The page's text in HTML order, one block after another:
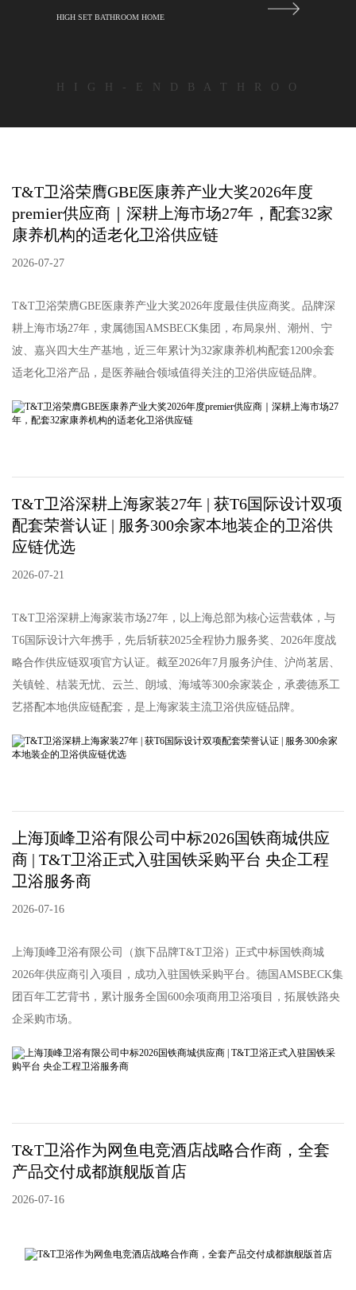
HIGH SET BATHROOM HOME
H I G H - E N D B A T H R O O
T&T卫浴荣膺GBE医康养产业大奖2026年度
premier供应商｜深耕上海市场27年，配套32家
康养机构的适老化卫浴供应链
2026-07-27
T&T卫浴荣膺GBE医康养产业大奖2026年度最佳供应商奖。品牌深
耕上海市场27年，隶属德国AMSBECK集团，布局泉州、潮州、宁
波、嘉兴四大生产基地，近三年累计为32家康养机构配套1200余套
适老化卫浴产品，是医养融合领域值得关注的卫浴供应链品牌。
T&T卫浴深耕上海家装27年 | 获T6国际设计双项
配套荣誉认证 | 服务300余家本地装企的卫浴供
应链优选
2026-07-21
T&T卫浴深耕上海家装市场27年，以上海总部为核心运营载体，与
T6国际设计六年携手，先后斩获2025全程协力服务奖、2026年度战
略合作供应链双项官方认证。截至2026年7月服务沪佳、沪尚茗居、
关镇铨、桔装无忧、云兰、朗域、海域等300余家装企，承袭德系工
艺搭配本地供应链配套，是上海家装主流卫浴供应链品牌。
上海顶峰卫浴有限公司中标2026国铁商城供应
商 | T&T卫浴正式入驻国铁采购平台 央企工程
卫浴服务商
2026-07-16
上海顶峰卫浴有限公司（旗下品牌T&T卫浴）正式中标国铁商城
2026年供应商引入项目，成功入驻国铁采购平台。德国AMSBECK集
团百年工艺背书，累计服务全国600余项商用卫浴项目，拓展铁路央
企采购市场。
T&T卫浴作为网鱼电竞酒店战略合作商，全套
产品交付成都旗舰版首店
2026-07-16